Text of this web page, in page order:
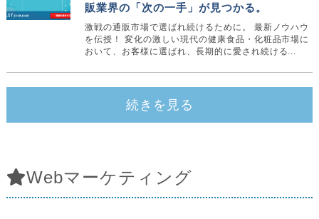
販業界の「次の一手」が見つかる。
激戦の通販市場で選ばれ続けるために。 最新ノウハウ
を伝授！ 変化の激しい現代の健康食品・化粧品市場に
おいて、お客様に選ばれ、長期的に愛され続ける...
続きを見る
Webマーケティング